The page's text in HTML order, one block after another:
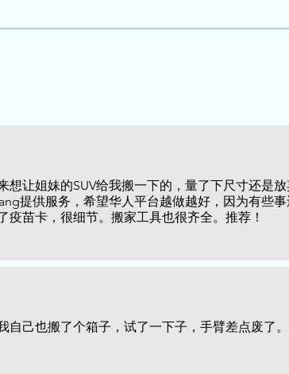
想让姐妹的SUV给我搬一下的，量了下尺寸还是
提供服务，希望华人平台越做越好，因为有些
疫苗卡，很细节。搬家工具也很齐全。推荐！
自己也搬了个箱子，试了一下子，手臂差点废了